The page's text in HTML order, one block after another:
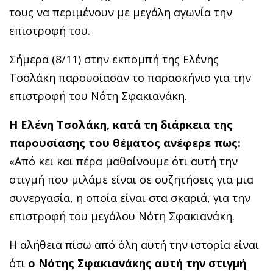
τους να περιμένουν με μεγάλη αγωνία την
επιστροφή του.
Σήμερα (8/11) στην εκπομπή της Ελένης
Τσολάκη παρουσίασαν το παρασκήνιο για την
επιστροφή του Νότη Σφακιανάκη.
Η Ελένη Τσολάκη, κατά τη διάρκεια της
παρουσίασης του θέματος ανέφερε πως:
«Από κει και πέρα μαθαίνουμε ότι αυτή την
στιγμή που μιλάμε είναι σε συζητήσεις για μια
συνεργασία, η οποία είναι στα σκαριά, για την
επιστροφή του μεγάλου Νότη Σφακιανάκη.
Η αλήθεια πίσω από όλη αυτή την ιστορία είναι
ότι ο Νότης Σφακιανάκης αυτή την στιγμή